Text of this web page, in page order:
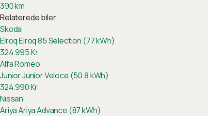
390km
Relaterede biler
Skoda
ElroqElroq 85 Selection (77 kWh)
324.995Kr
Alfa Romeo
JuniorJunior Veloce (50.8 kWh)
324.990Kr
Nissan
AriyaAriya Advance (87 kWh)